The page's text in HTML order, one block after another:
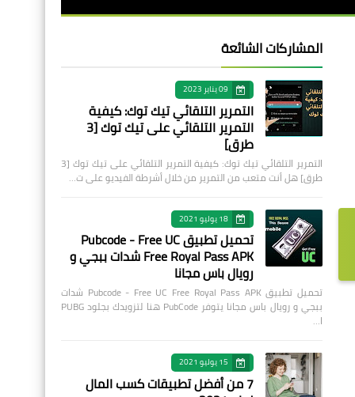
المشاركات الشائعة
09 يناير 2023
التمرير التلقائي تيك توك: كيفية
التمرير التلقائي على تيك توك [3
طرق]
التمرير التلقائي تيك توك: كيفية التمرير التلقائي على تيك توك [3
طرق] هل أنت متعب من التمرير من خلال أشرطة الفيديو على ت…
18 يوليو 2021
تحميل تطبيق Pubcode - Free UC
Free Royal Pass APK شدات ببجي و
رويال باس مجانا
تحميل تطبيق Pubcode - Free UC Free Royal Pass APK شدات
ببجي و رويال باس مجانا يتوفر PubCode هنا لتزويدك بجلود PUBG
ا…
15 يوليو 2021
7 من أفضل تطبيقات كسب المال